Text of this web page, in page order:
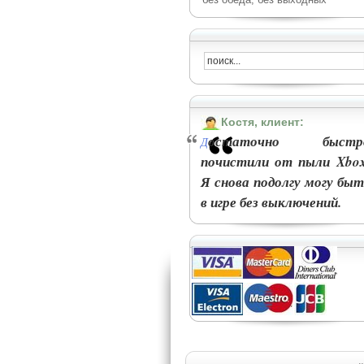
Костя, клиент:
Достаточно
почистили от пыли
Я снова подолгу могу
в игре без выключений.